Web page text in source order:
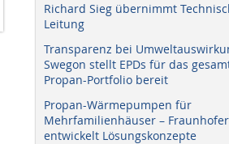
Richard Sieg übernimmt
Leitung
Transparenz bei
Swegon stellt EPDs für das
Propan-Portfolio bereit
Propan-Wärmepumpen für
Mehrfamilienhäuser – Fraunhofer
entwickelt Lösungskonzepte